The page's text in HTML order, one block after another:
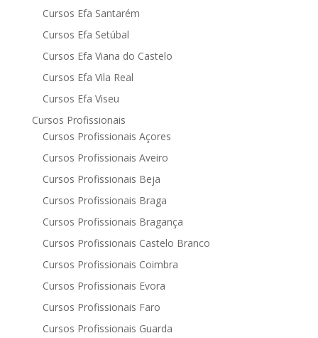
Cursos Efa Santarém
Cursos Efa Setúbal
Cursos Efa Viana do Castelo
Cursos Efa Vila Real
Cursos Efa Viseu
Cursos Profissionais
Cursos Profissionais Açores
Cursos Profissionais Aveiro
Cursos Profissionais Beja
Cursos Profissionais Braga
Cursos Profissionais Bragança
Cursos Profissionais Castelo Branco
Cursos Profissionais Coimbra
Cursos Profissionais Evora
Cursos Profissionais Faro
Cursos Profissionais Guarda